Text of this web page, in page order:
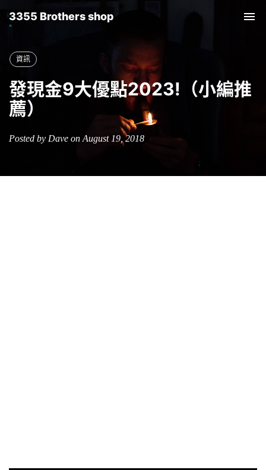
3355 Brothers shop
資訊
發現金9大優點2023!（小編推
薦）
Posted by Dave on August 19, 2018